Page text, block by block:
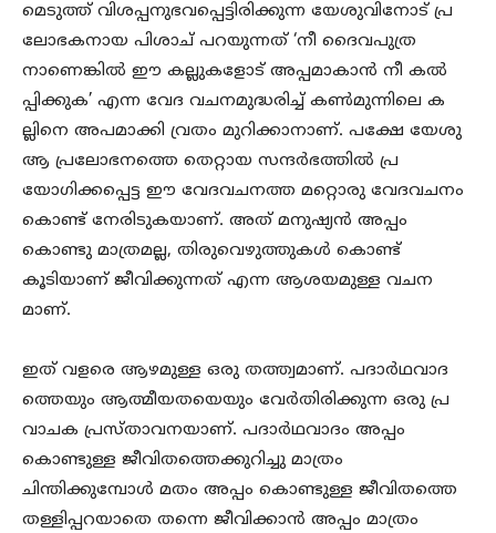
മെടുത്ത് വിശപ്പനുഭവപ്പെട്ടിരിക്കുന്ന യേശുവിനോട് പ്ര
ലോഭകനായ പിശാച് പറയുന്നത് ‘നീ ദൈവപുത്ര
നാണെങ്കിൽ ഈ കല്ലുകളോട് അപ്പമാകാൻ നീ കൽ
പ്പിക്കുക’ എന്ന വേദ വചനമുദ്ധരിച്ച് കൺമുന്നിലെ ക
ല്ലിനെ അപമാക്കി വ്രതം മുറിക്കാനാണ്. പക്ഷേ യേശു
ആ പ്രലോഭനത്തെ തെറ്റായ സന്ദർഭത്തിൽ പ്ര
യോഗിക്കപ്പെട്ട ഈ വേദവചനത്ത മറ്റൊരു വേദവചനം
കൊണ്ട് നേരിടുകയാണ്. അത് മനുഷ്യൻ അപ്പം
കൊണ്ടു മാത്രമല്ല, തിരുവെഴുത്തുകൾ കൊണ്ട്
കൂടിയാണ് ജീവിക്കുന്നത് എന്ന ആശയമുള്ള വചന
മാണ്.
ഇത് വളരെ ആഴമുള്ള ഒരു തത്ത്വമാണ്. പദാർഥവാദ
ത്തെയും ആത്മീയതയെയും വേർതിരിക്കുന്ന ഒരു പ്ര
വാചക പ്രസ്താവനയാണ്. പദാർഥവാദം അപ്പം
കൊണ്ടുള്ള ജീവിതത്തെക്കുറിച്ചു മാത്രം
ചിന്തിക്കുമ്പോൾ മതം അപ്പം കൊണ്ടുള്ള ജീവിതത്തെ
തള്ളിപ്പറയാതെ തന്നെ ജീവിക്കാൻ അപ്പം മാത്രം